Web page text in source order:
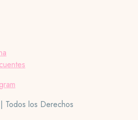
los Derechos